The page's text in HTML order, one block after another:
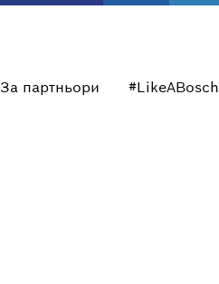
За партньори #LikeABosch